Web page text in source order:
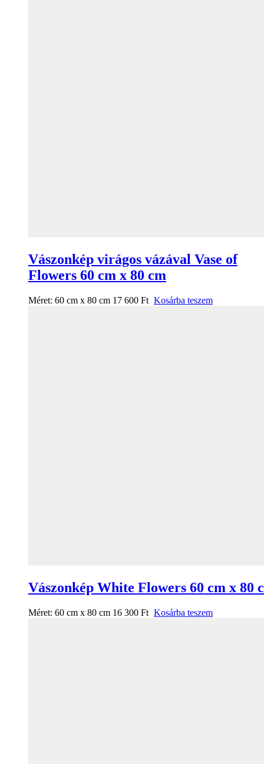
Vászonkép virágos vázával Vase of
Flowers 60 cm x 80 cm
Méret: 60 cm x 80 cm 17 600 Ft Kosárba teszem
Vászonkép White Flowers 60 cm x 80
Méret: 60 cm x 80 cm 16 300 Ft Kosárba teszem